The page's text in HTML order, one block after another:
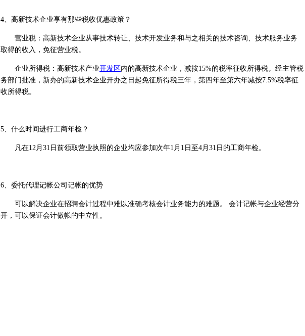
4、高新技术企业享有那些税收优惠政策？
营业税：高新技术企业从事技术转让、技术开发业务和与之相关的技术咨询、技术服务业务
取得的收入，免征营业税。
企业所得税：高新技术产业开发区 内的高新技术企业，减按15%的税率征收所得税。经主管税
务部门批准，新办的高新技术企业开办之日起免征所得税三年，第四年至第六年减按7.5%税率征
收所得税。
5、什么时间进行工商年检？
凡在12月31日前领取营业执照的企业均应参加次年1月1日至4月31日的工商年检。
6、委托代理记帐公司记帐的优势
可以解决企业在招聘会计过程中难以准确考核会计业务能力的难题。 会计记帐与企业经营分
开，可以保证会计做帐的中立性。